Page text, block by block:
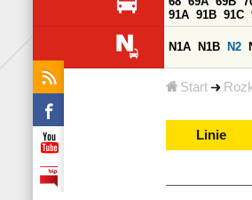
Start
91A 91B 91C
N1A N1B N2
Linie